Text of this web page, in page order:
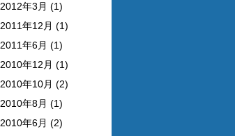
2012年3月 (1)
2011年12月 (1)
2011年6月 (1)
2010年12月 (1)
2010年10月 (2)
2010年8月 (1)
2010年6月 (2)